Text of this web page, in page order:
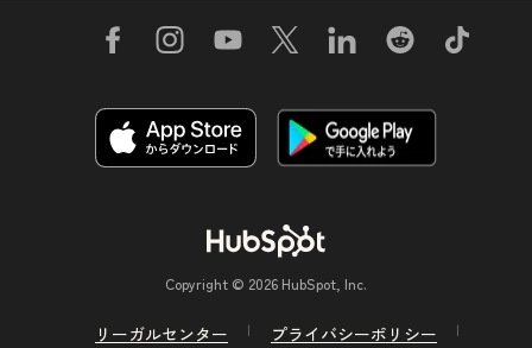
Copyright © 2026 HubSpot, Inc.
リーガルセンター
プライバシーポリシー